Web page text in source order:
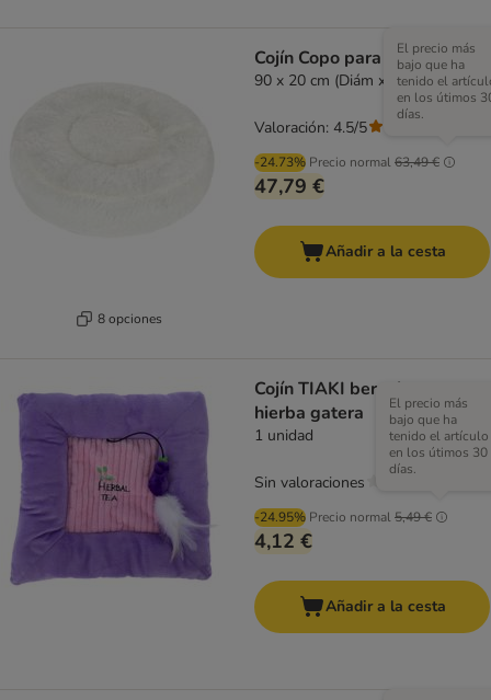
8 opciones
Cojín Copo para perros
90 x 20 cm (Diám x Al)
-24.73% Precio normal63,49 €
El precio más
bajo que ha
tenido el
en los útimos
días.
47,79 €
Valoración: 4.5/5
Añadir a la cesta
Cojín TIAKI berenjena con
hierba gatera
1 unidad
-24.95% Precio normal5,49 €
El precio más
bajo que ha
tenido el artículo
en los útimos 30
días.
4,12 €
Sin valoraciones
Añadir a la cesta